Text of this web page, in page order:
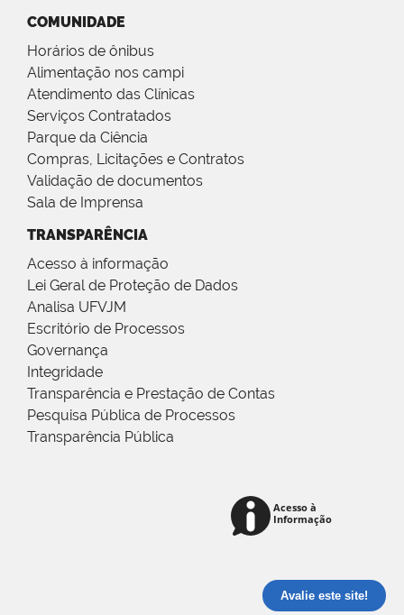
COMUNIDADE
Horários de ônibus
Alimentação nos campi
Atendimento das Clínicas
Serviços Contratados
Parque da Ciência
Compras, Licitações e Contratos
Validação de documentos
Sala de Imprensa
TRANSPARÊNCIA
Acesso à informação
Lei Geral de Proteção de Dados
Analisa UFVJM
Escritório de Processos
Governança
Integridade
Transparência e Prestação de Contas
Pesquisa Pública de Processos
Transparência Pública
Avalie este site!